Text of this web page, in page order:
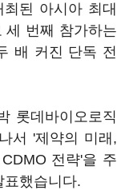
된 아시아 최대
세 번째 참가하는
배 커진 단독 전
롯데바이오로직
서 '제약의 미래,
전략'을 주
했습니다.